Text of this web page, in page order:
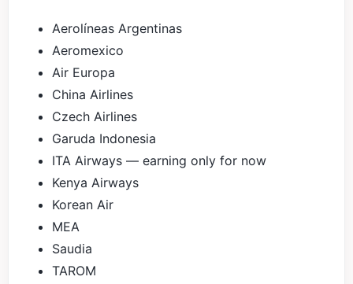
Aerolíneas Argentinas
Aeromexico
Air Europa
China Airlines
Czech Airlines
Garuda Indonesia
ITA Airways — earning only for now
Kenya Airways
Korean Air
MEA
Saudia
TAROM